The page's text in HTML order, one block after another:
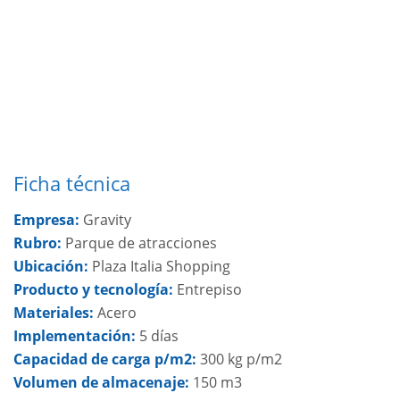
Ficha técnica
Empresa: Gravity
Rubro: Parque de atracciones
Ubicación: Plaza Italia Shopping
Producto y tecnología: Entrepiso
Materiales: Acero
Implementación: 5 días
Capacidad de carga p/m2: 300 kg p/m2
Volumen de almacenaje: 150 m3